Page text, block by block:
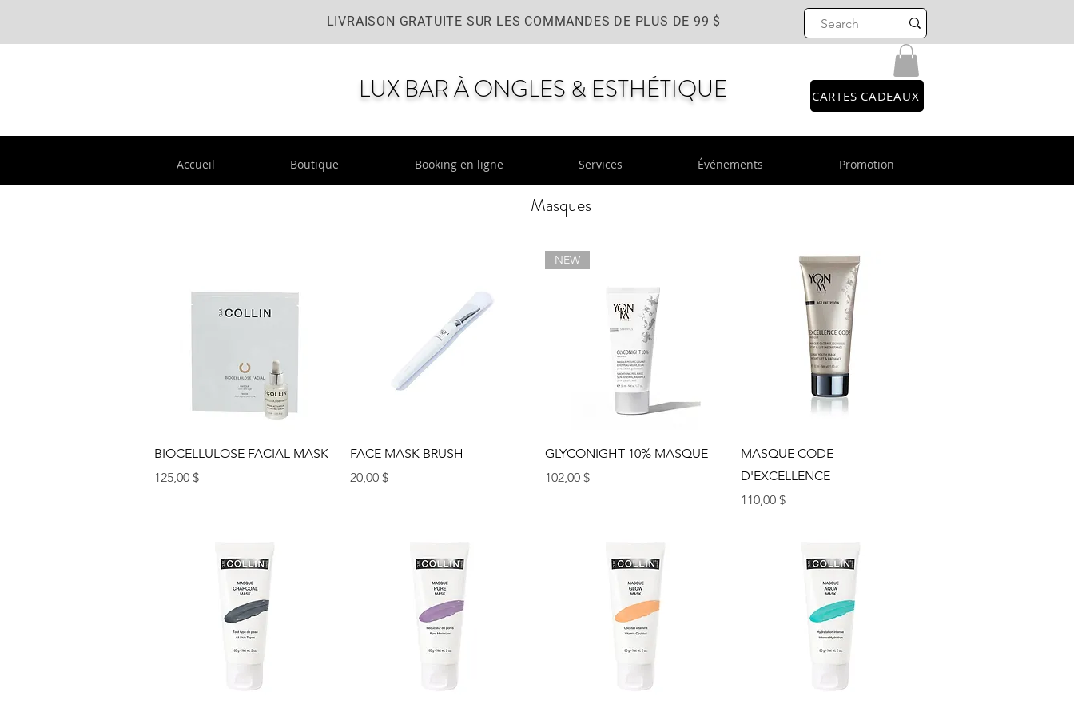
LIVRAISON GRATUITE SUR LES COMMANDES DE PLUS DE 99 $
LUX BAR À ONGLES & ESTHÉTIQUE CARTES CADEAUX
Accueil Boutique Booking en ligne Services Événements Promotion
Masques
Aperçu rapide
BIOCELLULOSE FACIAL MASK
Prix
125,00 $
Aperçu rapide
FACE MASK BRUSH
Prix
20,00 $
Aperçu rapide
NEW
GLYCONIGHT 10% MASQUE
Prix
102,00 $
Aperçu rapide
MASQUE CODE
D'EXCELLENCE
Prix
110,00 $